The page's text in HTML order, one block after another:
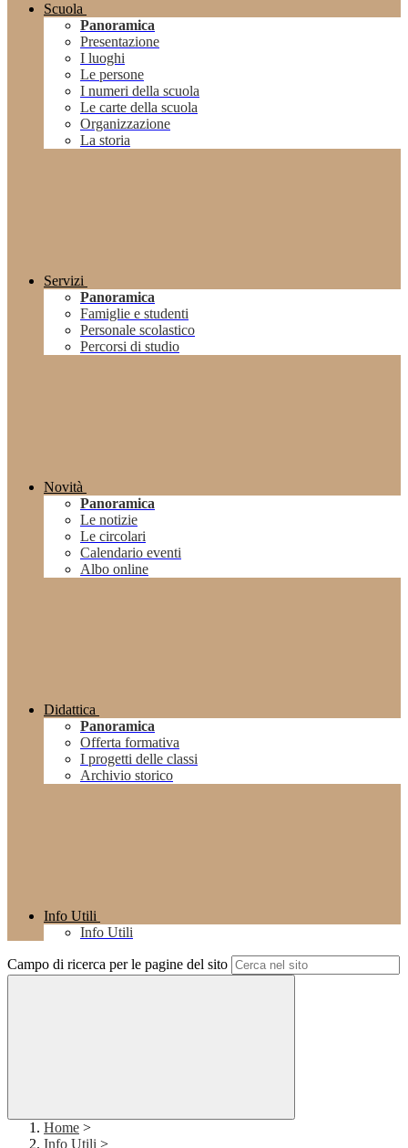
Scuola
Panoramica
Presentazione
I luoghi
Le persone
I numeri della scuola
Le carte della scuola
Organizzazione
La storia
Servizi
Panoramica
Famiglie e studenti
Personale scolastico
Percorsi di studio
Novità
Panoramica
Le notizie
Le circolari
Calendario eventi
Albo online
Didattica
Panoramica
Offerta formativa
I progetti delle classi
Archivio storico
Info Utili
Info Utili
Campo di ricerca per le pagine del sito
Home >
Info Utili >